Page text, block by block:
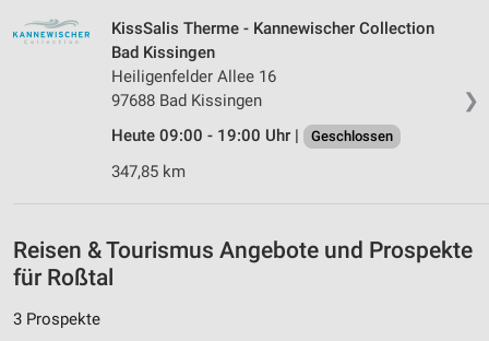
❯
KissSalis Therme - Kannewischer Collection
Bad Kissingen
Heiligenfelder Allee 16
97688 Bad Kissingen
Heute 09:00 - 19:00 Uhr |
Geschlossen
347,85 km
Reisen & Tourismus Angebote und Prospekte
für Roßtal
3 Prospekte
Werbeanzeigen
Erstellung von Profilen für personalisierte
Verwendung von Profilen zur Auswahl
Verwendung von Profilen zur Auswahl
personalisierter Inhalte
Messung der Werbeleistung